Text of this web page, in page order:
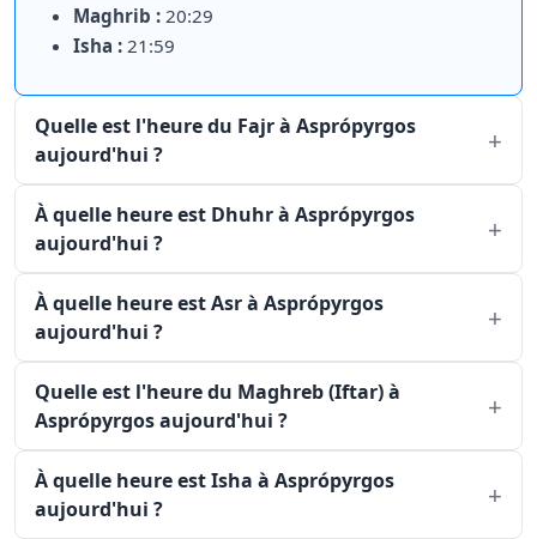
Maghrib : 20:29
Isha : 21:59
Quelle est l'heure du Fajr à Asprópyrgos
aujourd'hui ?
À quelle heure est Dhuhr à Asprópyrgos
aujourd'hui ?
À quelle heure est Asr à Asprópyrgos
aujourd'hui ?
Quelle est l'heure du Maghreb (Iftar) à
Asprópyrgos aujourd'hui ?
À quelle heure est Isha à Asprópyrgos
aujourd'hui ?